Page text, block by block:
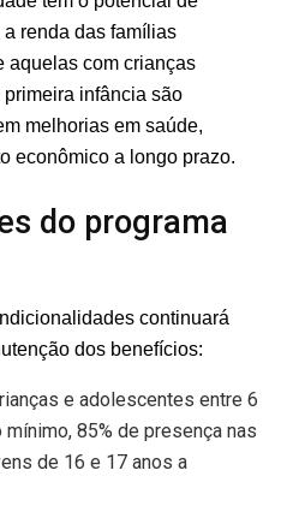
renda das famílias
aquelas com crianças
infância são
melhorias em saúde,
econômico a longo prazo.
do programa
continuará
dos benefícios:
e adolescentes entre 6
85% de presença nas
de 16 e 17 anos a